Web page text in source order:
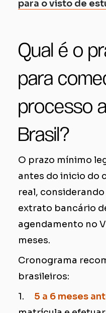
para o visto de
Qual é o
para
processo
Brasil?
O prazo mínimo
antes do inicio do
real,
extrato bancário
agendamento no
meses.
Cronograma
brasileiros:
1. 5 a 6 meses